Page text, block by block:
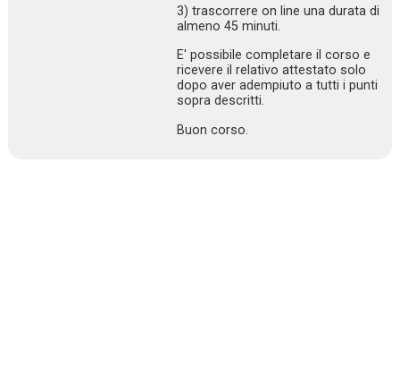
3) trascorrere on line una durata di
almeno 45 minuti.
E' possibile completare il corso e
ricevere il relativo attestato solo
dopo aver adempiuto a tutti i punti
sopra descritti.
Buon corso.